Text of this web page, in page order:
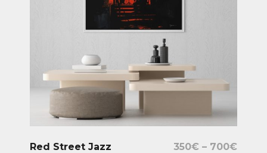
Red Street Jazz 350€ – 700€